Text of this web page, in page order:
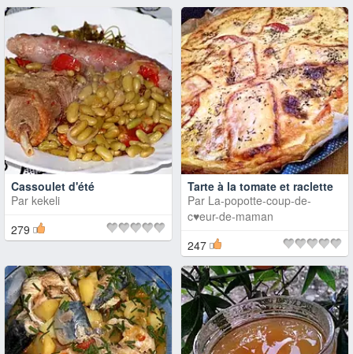
Cassoulet d'été
Par kekeli
279
Tarte à la tomate et raclette
Par La-popotte-coup-de-
c♥eur-de-maman
247